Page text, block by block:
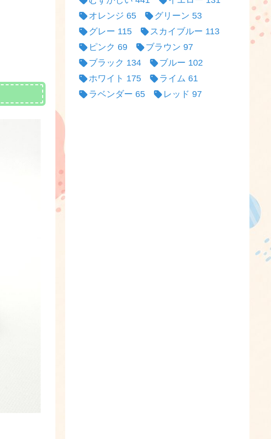
オレンジ 65 グリーン 53
グレー 115 スカイブルー 113
ピンク 69 ブラウン 97
ブラック 134 ブルー 102
ホワイト 175 ライム 61
ラベンダー 65 レッド 97